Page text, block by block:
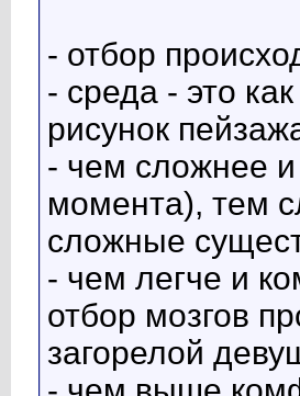
- отбор
- среда - это
рисунок
- чем сложнее
момента), тем
сложные
- чем легче и
отбор мозгов
загорелой